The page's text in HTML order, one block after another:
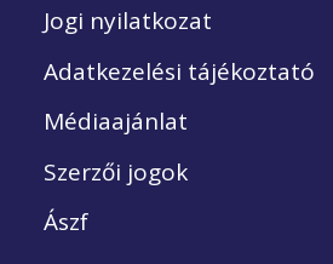
Jogi nyilatkozat
Adatkezelési tájékoztató
Médiaajánlat
Szerzői jogok
Ászf